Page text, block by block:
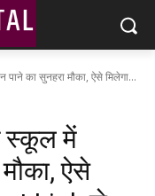
का सुनहरा मौका, ऐसे मिलेगा...
स्कूल में
ऐसे